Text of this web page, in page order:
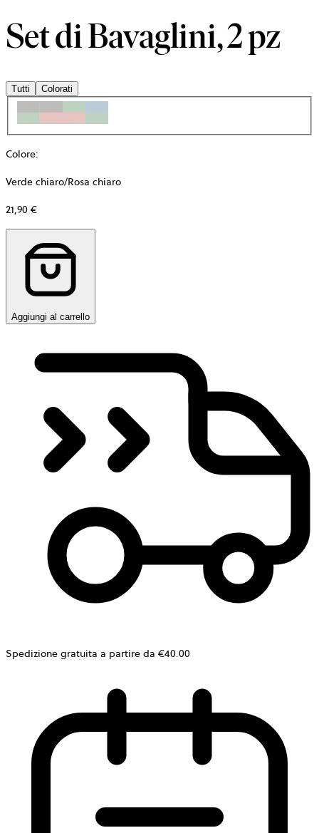
Set di Bavaglini, 2 pz
Tutti Colorati
Colore:
Verde chiaro/Rosa chiaro
21,90 €
Aggiungi al carrello
Spedizione gratuita a partire da €40.00